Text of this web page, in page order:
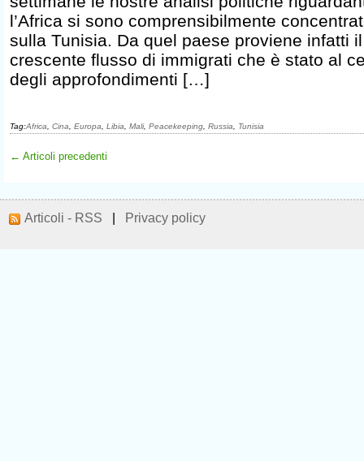
l’Africa si sono comprensibilmente
sulla Tunisia. Da quel paese proviene infatti il
crescente flusso di immigrati che è stato al
degli approfondimenti […]
Tag:Africa Cina Europa Libia Mali, Peacekeeping Russia Tunisia
← Articoli precedenti
Articoli - RSS Privacy policy